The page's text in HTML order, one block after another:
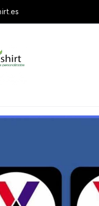
Ref: Dp235